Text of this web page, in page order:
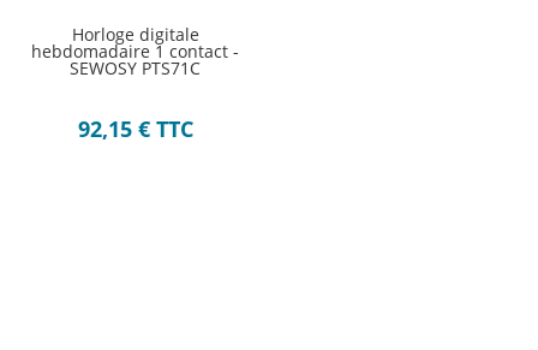
Horloge digitale
hebdomadaire 1 contact -
SEWOSY PTS71C
92,15 € TTC